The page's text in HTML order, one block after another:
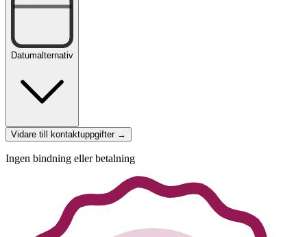
Datumalternativ
Vidare till kontaktuppgifter →
Ingen bindning eller betalning